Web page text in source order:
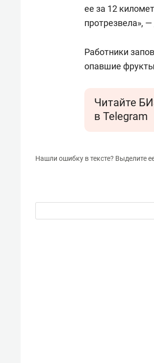
ее за 12
протрезвела»,
Работники
опавшие
Читайте
в Telegram
Нашли ошибку в тексте? Выделите